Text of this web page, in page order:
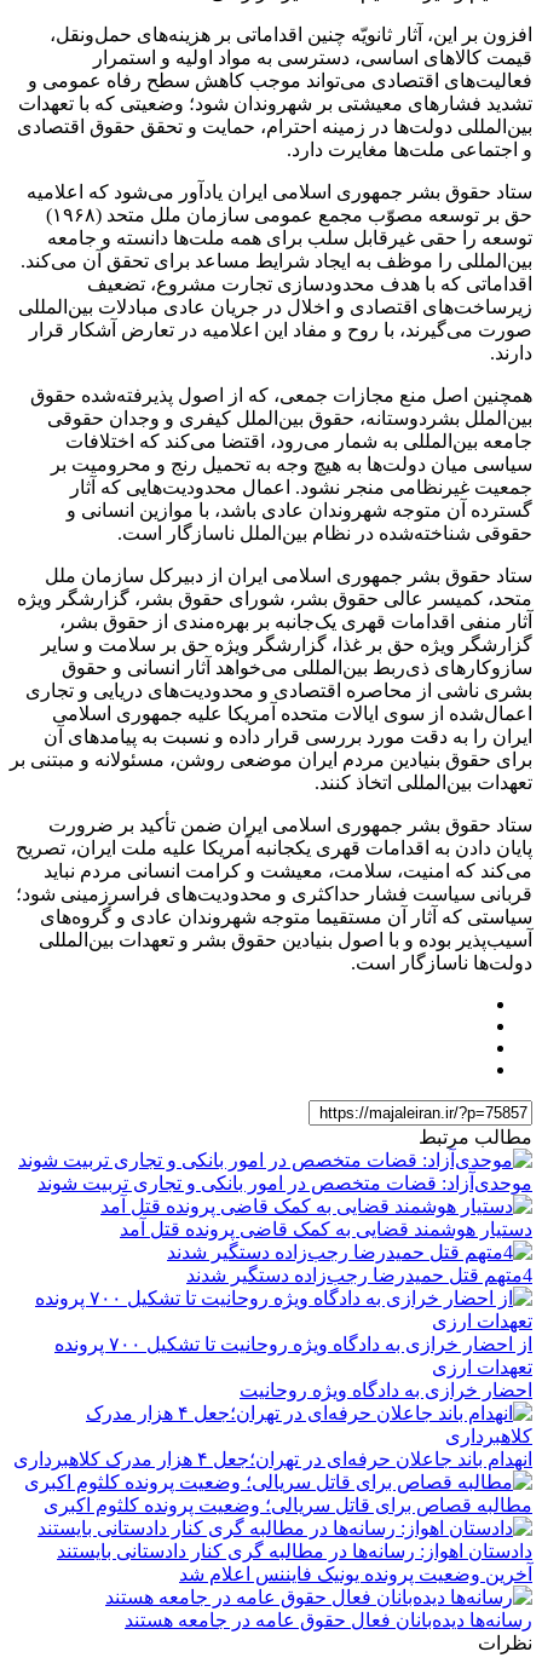
افزون بر این، آثار ثانویّه چنین اقداماتی بر هزینه‌های حمل‌ونقل،
قیمت کالاهای اساسی، دسترسی به مواد اولیه و استمرار
فعالیت‌های اقتصادی می‌تواند موجب کاهش سطح رفاه عمومی و
تشدید فشارهای معیشتی بر شهروندان شود؛ وضعیتی که با تعهدات
بین‌المللی دولت‌ها در زمینه احترام، حمایت و تحقق حقوق اقتصادی
و اجتماعی ملت‌ها مغایرت دارد.
ستاد حقوق بشر جمهوری اسلامی ایران یادآور می‌شود که اعلامیه
حق بر توسعه مصوّب مجمع عمومی سازمان ملل متحد (۱۹۶۸)
توسعه را حقی غیرقابل سلب برای همه ملت‌ها دانسته و جامعه
بین‌المللی را موظف به ایجاد شرایط مساعد برای تحقق آن می‌کند.
اقداماتی که با هدف محدودسازی تجارت مشروع، تضعیف
زیرساخت‌های اقتصادی و اخلال در جریان عادی مبادلات بین‌المللی
صورت می‌گیرند، با روح و مفاد این اعلامیه در تعارض آشکار قرار
دارند.
همچنین اصل منع مجازات جمعی، که از اصول پذیرفته‌شده حقوق
بین‌الملل بشردوستانه، حقوق بین‌الملل کیفری و وجدان حقوقی
جامعه بین‌المللی به شمار می‌رود، اقتضا می‌کند که اختلافات
سیاسی میان دولت‌ها به هیچ وجه به تحمیل رنج و محرومیت بر
جمعیت غیرنظامی منجر نشود. اعمال محدودیت‌هایی که آثار
گسترده آن متوجه شهروندان عادی باشد، با موازین انسانی و
حقوقی شناخته‌شده در نظام بین‌الملل ناسازگار است.
ستاد حقوق بشر جمهوری اسلامی ایران از دبیرکل سازمان ملل
متحد، کمیسر عالی حقوق بشر، شورای حقوق بشر، گزارشگر ویژه
آثار منفی اقدامات قهری یک‌جانبه بر بهره‌مندی از حقوق بشر،
گزارشگر ویژه حق بر غذا، گزارشگر ویژه حق بر سلامت و سایر
سازوکارهای ذی‌ربط بین‌المللی می‌خواهد آثار انسانی و حقوق
بشری ناشی از محاصره اقتصادی و محدودیت‌های دریایی و تجاری
اعمال‌شده از سوی ایالات متحده آمریکا علیه جمهوری اسلامی
ایران را به دقت مورد بررسی قرار داده و نسبت به پیامدهای آن
برای حقوق بنیادین مردم ایران موضعی روشن، مسئولانه و مبتنی بر
تعهدات بین‌المللی اتخاذ کنند.
ستاد حقوق بشر جمهوری اسلامی ایران ضمن تأکید بر ضرورت
پایان دادن به اقدامات قهری یکجانبه آمریکا علیه ملت ایران، تصریح
می‌کند که امنیت، سلامت، معیشت و کرامت انسانی مردم نباید
قربانی سیاست فشار حداکثری و محدودیت‌های فراسرزمینی شود؛
سیاستی که آثار آن مستقیما متوجه شهروندان عادی و گروه‌های
آسیب‌پذیر بوده و با اصول بنیادین حقوق بشر و تعهدات بین‌المللی
دولت‌ها ناسازگار است.
مطالب مرتبط
موحدی‌آزاد: قضات متخصص در امور بانکی و تجاری تربیت شوند
دستیار هوشمند قضایی به کمک قاضی پرونده قتل آمد
4متهم قتل حمیدرضا رجب‌زاده دستگیر شدند
از احضار خرازی به دادگاه ویژه روحانیت تا تشکیل ۷۰۰ پرونده
تعهدات ارزی
احضار خرازی به دادگاه ویژه روحانیت
انهدام باند جاعلان حرفه‌ای در تهران؛جعل ۴ هزار مدرک کلاهبرداری
مطالبه قصاص برای قاتل سریالی؛ وضعیت پرونده کلثوم اکبری
دادستان اهواز: رسانه‌ها در مطالبه گری کنار دادستانی بایستند
آخرین وضعیت پرونده یونیک فایننس اعلام شد
رسانه‌ها دیده‌بانان فعال حقوق عامه در جامعه هستند
نظرات